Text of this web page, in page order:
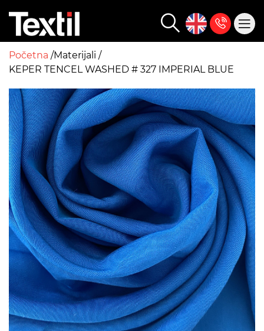
Početna Materijali
KEPER TENCEL WASHED # 327 IMPERIAL BLUE